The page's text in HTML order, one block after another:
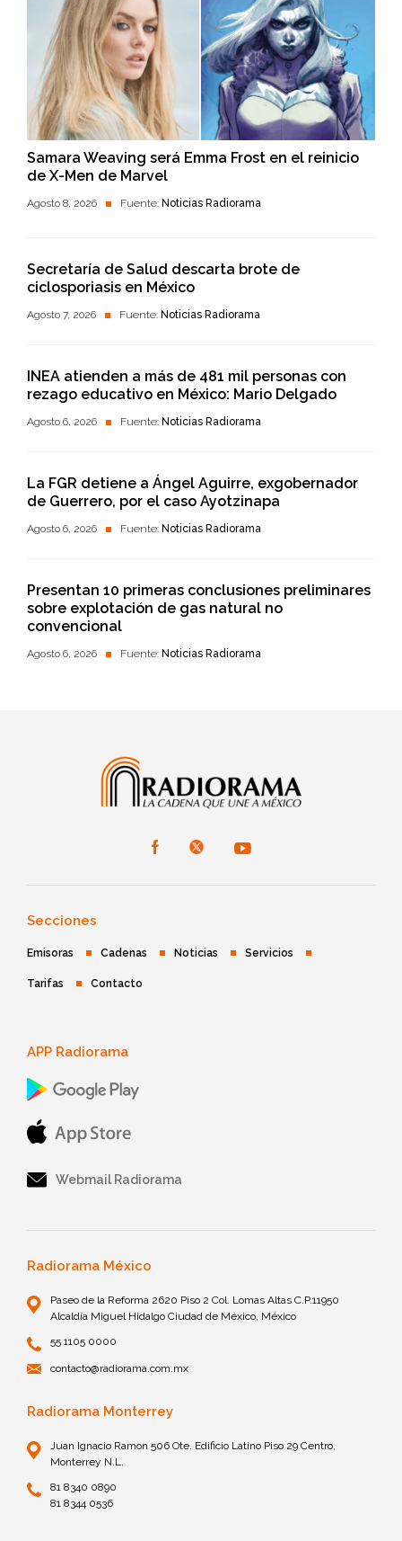
Samara Weaving será Emma Frost en el reinicio
de X-Men de Marvel
Agosto 8, 2026 Fuente: Noticias Radiorama
Secretaría de Salud descarta brote de
ciclosporiasis en México
Agosto 7, 2026 Fuente: Noticias Radiorama
INEA atienden a más de 481 mil personas con
rezago educativo en México: Mario Delgado
Agosto 6, 2026 Fuente: Noticias Radiorama
La FGR detiene a Ángel Aguirre, exgobernador
de Guerrero, por el caso Ayotzinapa
Agosto 6, 2026 Fuente: Noticias Radiorama
Presentan 10 primeras conclusiones preliminares
sobre explotación de gas natural no
convencional
Agosto 6, 2026 Fuente: Noticias Radiorama
Secciones
Emisoras Cadenas Noticias Servicios
Tarifas Contacto
APP Radiorama
Webmail Radiorama
Radiorama México
Paseo de la Reforma 2620 Piso 2 Col. Lomas Altas C.P.11950
Alcaldía Miguel Hidalgo Ciudad de México, México
55 1105 0000
contacto@radiorama.com.mx
Radiorama Monterrey
Juan Ignacio Ramon 506 Ote. Edificio Latino Piso 29 Centro,
Monterrey N.L.
81 8340 0890
81 8344 0536